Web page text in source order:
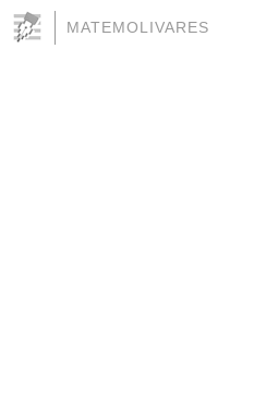
MATEMOLIVARES